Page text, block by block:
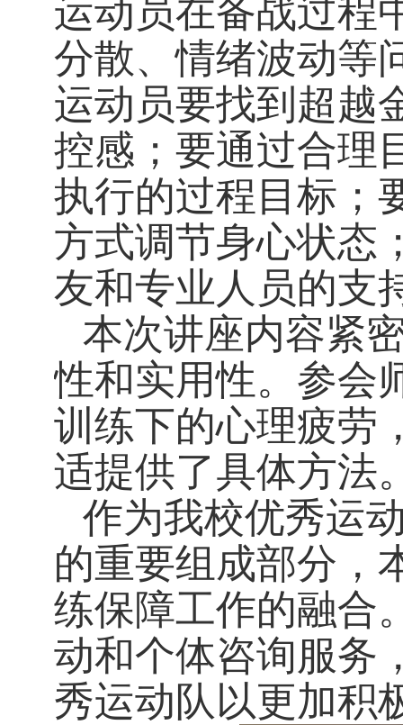
运动员在备战过程
分散、情绪波动等
运动员要找到超越
控感；要通过合理
执行的过程目标；
方式调节身心状态
友和专业人员的支
本次讲座内容紧
性和实用性。参会
训练下的心理疲劳
适提供了具体方法
作为我校优秀运
的重要组成部分，
练保障工作的融合
动和个体咨询服务
秀运动队以更加积